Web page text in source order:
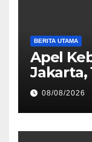
BERITA UTAMA
Apel
Jakarta,
Perkuat
Ibu Kota
08/08/2026